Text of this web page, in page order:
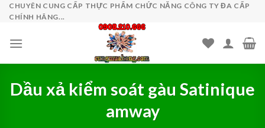
SkipCHUYÊN CUNG CẤP THỰC PHẨM CHỨC NĂNG CÔNG TY ĐA CẤP
CHÍNH HÃNG...
Dầu xả kiểm soát gàu Satinique
amway